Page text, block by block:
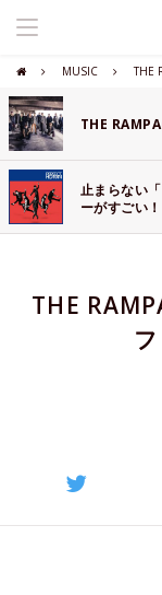
MUSIC THE
THE
止まらない
ーがすごい！
THE